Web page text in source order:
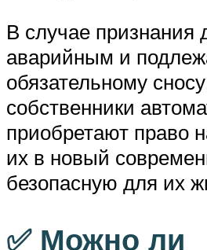
В случае признания
аварийным и
обязательному
собственники
приобретают право
их в новый
безопасную для их
✅ Можно ли